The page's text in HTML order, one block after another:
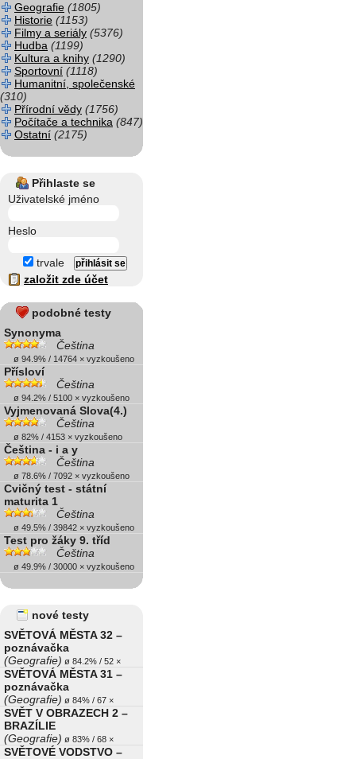
Geografie (1805)
Historie (1153)
Filmy a seriály (5376)
Hudba (1199)
Kultura a knihy (1290)
Sportovní (1118)
Humanitní, společenské
(310)
Přírodní vědy (1756)
Počítače a technika (847)
Ostatní (2175)
Přihlaste se
Uživatelské jméno
Heslo
trvale
založit zde účet
podobné testy
Synonyma
Čeština
ø 94.9% / 14764 × vyzkoušeno
Přísloví
Čeština
ø 94.2% / 5100 × vyzkoušeno
Vyjmenovaná Slova(4.)
Čeština
ø 82% / 4153 × vyzkoušeno
Čeština - i a y
Čeština
ø 78.6% / 7092 × vyzkoušeno
Cvičný test - státní
maturita 1
Čeština
ø 49.5% / 39842 × vyzkoušeno
Test pro žáky 9. tříd
Čeština
ø 49.9% / 30000 × vyzkoušeno
nové testy
SVĚTOVÁ MĚSTA 32 –
poznávačka
(Geografie) ø 84.2% / 52 ×
SVĚTOVÁ MĚSTA 31 –
poznávačka
(Geografie) ø 84% / 67 ×
SVĚT V OBRAZECH 2 –
BRAZÍLIE
(Geografie) ø 83% / 68 ×
SVĚTOVÉ VODSTVO –